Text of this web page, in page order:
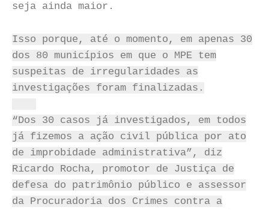
seja ainda maior.
Isso porque, até o momento, em apenas 30
dos 80 municípios em que o MPE tem
suspeitas de irregularidades as
investigações foram finalizadas.
“Dos 30 casos já investigados, em todos
já fizemos a ação civil pública por ato
de improbidade administrativa”, diz
Ricardo Rocha, promotor de Justiça de
defesa do patrimônio público e assessor
da Procuradoria dos Crimes contra a